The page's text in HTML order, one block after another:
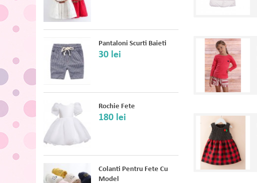
Pantaloni Scurti Baieti
30 lei
Rochie Fete
180 lei
Colanti Pentru Fete Cu
Model